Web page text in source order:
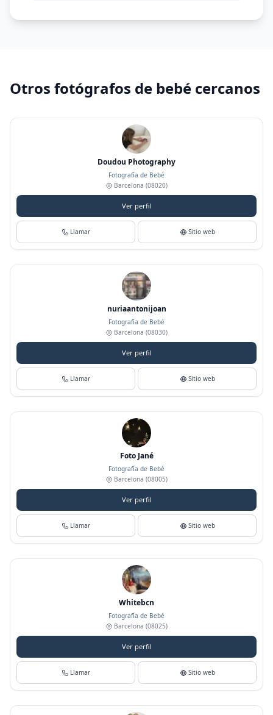
Otros fotógrafos de bebé cercanos
Doudou Photography
Fotografía de Bebé
Barcelona (08020)
Ver perfil
Llamar Sitio web
nuriaantonijoan
Fotografía de Bebé
Barcelona (08030)
Ver perfil
Llamar Sitio web
Foto Jané
Fotografía de Bebé
Barcelona (08005)
Ver perfil
Llamar Sitio web
Whitebcn
Fotografía de Bebé
Barcelona (08025)
Ver perfil
Llamar Sitio web